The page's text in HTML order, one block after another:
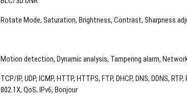
Rotate Mode, Saturation, Brightness, Contrast, Sharpness
TCP/IP, UDP, ICMP, HTTP, HTTPS, FTP, DHCP, DNS, DDNS,
Flash-prevention, dual stream, heartbeat, mirror, password